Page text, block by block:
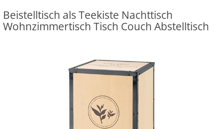
Beistelltisch als Teekiste Nachttisch
Wohnzimmertisch Tisch Couch Abstelltisch